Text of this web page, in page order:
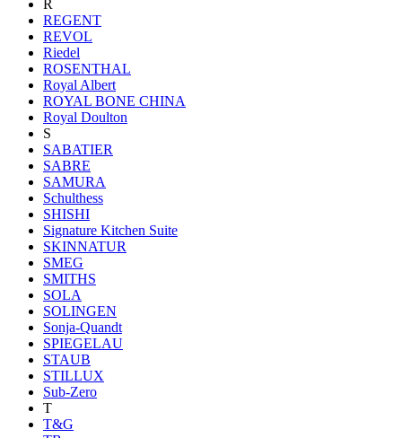
R
REGENT
REVOL
Riedel
ROSENTHAL
Royal Albert
ROYAL BONE CHINA
Royal Doulton
S
SABATIER
SABRE
SAMURA
Schulthess
SHISHI
Signature Kitchen Suite
SKINNATUR
SMEG
SMITHS
SOLA
SOLINGEN
Sonja-Quandt
SPIEGELAU
STAUB
STILLUX
Sub-Zero
T
T&G